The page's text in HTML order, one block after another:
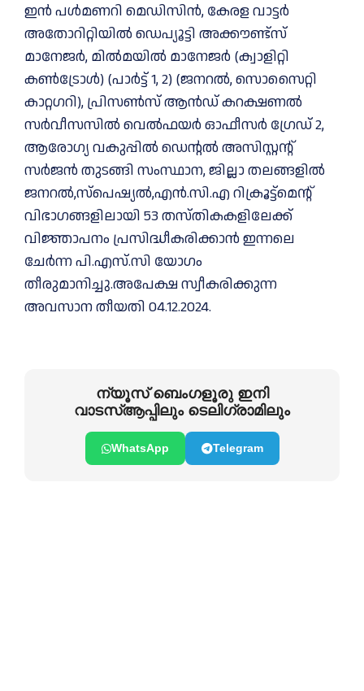
ഇൻ പൾമണറി മെഡിസിൻ, കേരള വാട്ടർ
അതോറിറ്റിയിൽ ഡെപ്യൂട്ടി അക്കൗണ്ട്സ്
മാനേജർ, മിൽമയിൽ മാനേജർ (ക്വാളിറ്റി
കൺട്രോൾ) (പാർട്ട് 1, 2) (ജനറൽ, സൊസൈറ്റി
കാറ്റഗറി), പ്രിസൺസ് ആൻഡ് കറക്ഷണൽ
സർവീസസിൽ വെൽഫയർ ഓഫീസർ ഗ്രേഡ് 2,
ആരോഗ്യ വകുപ്പിൽ ഡെന്റൽ അസിസ്റ്റന്റ്
സർജൻ തുടങ്ങി സംസ്ഥാന, ജില്ലാ തലങ്ങളിൽ
ജനറൽ,സ്‌പെഷ്യൽ,എൻ.സി.എ റിക്രൂട്ട്മെന്റ്
വിഭാഗങ്ങളിലായി 53 തസ്തികകളിലേക്ക്
വിജ്ഞാപനം പ്രസിദ്ധീകരിക്കാൻ ഇന്നലെ
ചേർന്ന പി.എസ്.സി യോഗം
തീരുമാനിച്ചു.അപേക്ഷ സ്വീകരിക്കുന്ന
അവസാന തീയതി 04.12.2024.
ന്യൂസ് ബെംഗളൂരു ഇനി
വാടസ്ആപ്പിലും ടെലിഗ്രാമിലും
WhatsApp Telegram